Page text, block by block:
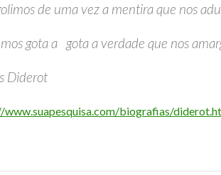
de uma vez a mentira que nos
gota a gota a verdade que nos
Diderot
biografias/